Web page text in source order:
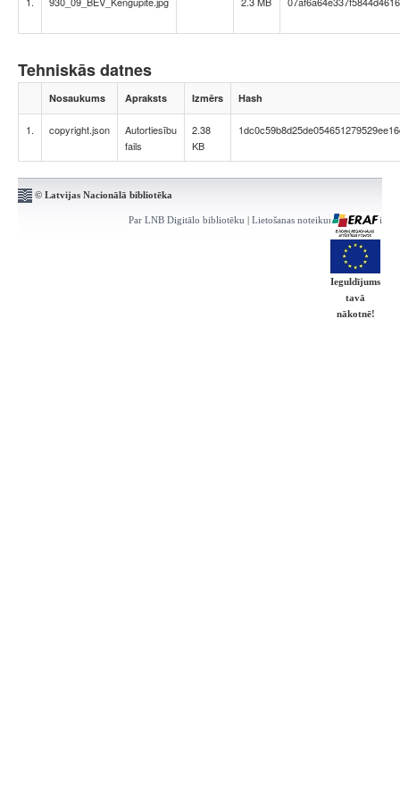
Tehniskās datnes
Nosaukums Apraksts Izmērs Hash
1. copyright.json
Autortiesību
fails
2.38
KB
© Latvijas Nacionālā bibliotēka
Par LNB Digitālo bibliotēku | Lietošanas noteikumi | Kontakti
Ieguldījums
tavā
nākotnē!